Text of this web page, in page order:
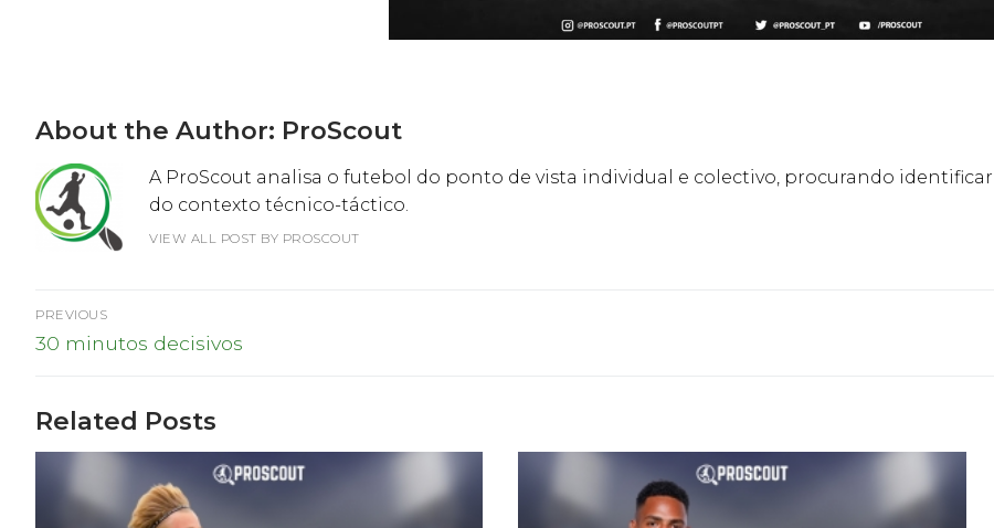
About the Author: ProScout
A ProScout analisa o futebol do ponto de vista individual e colectivo, procurando
do contexto técnico-táctico.
VIEW ALL POST BY PROSCOUT
Navegação
de
PREVIOUS
Previous
30 minutos decisivos
Related Posts